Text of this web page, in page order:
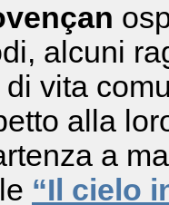
alcuni
di vita
alla
a
“Il cielo